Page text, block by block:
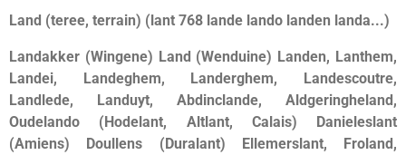
Land (teree, terrain) (lant 768 lande lando landen landa...)
Landakker (Wingene) Land (Wenduine) Landen, Lanthem,
Landei, Landeghem, Landerghem, Landescoutre,
Landlede, Landuyt, Abdinclande, Aldgeringheland,
Oudelando (Hodelant, Altlant, Calais) Danieleslant
(Amiens) Doullens (Duralant) Ellemerslant, Froland,